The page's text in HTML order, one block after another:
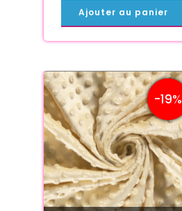
Ajouter au panier
-19%